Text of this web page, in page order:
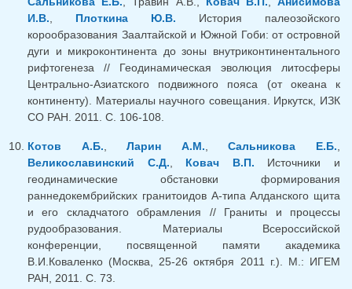
И.В.
Плоткина Ю.В. История палеозойского
корообразования Заалтайской и Южной Гоби: от островной
дуги и микроконтинента до зоны внутриконтинентального
рифтогенеза // Геодинамическая эволюция литосферы
Центрально-Азиатского подвижного пояса (от океана к
континенту). Материалы научного совещания. Иркутск, ИЗК
СО РАН. 2011. С. 106-108.
Котов А.Б. ,Ларин А.М. ,Сальникова Е.Б.
Великославинский С.Д.
Ковач В.П. Источники и
геодинамические обстановки формирования
раннедокембрийских гранитоидов А-типа Алданского щита
и его складчатого обрамления // Граниты и процессы
рудообразования. Материалы Всероссийской
конференции, посвященной памяти академика
В.И.Коваленко (Москва, 25-26 октября 2011 г.). М.: ИГЕМ
РАН, 2011. С. 73.